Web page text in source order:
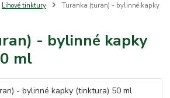
Lihové tinktury
Turanka (turan) - bylinné kapky
- bylinné kapky
ml